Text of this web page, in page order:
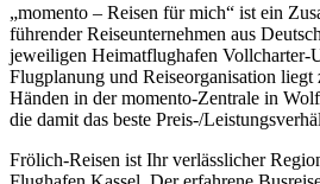
„momento – Reisen für mich“ ist ein
führender Reiseunternehmen aus
jeweiligen Heimatflughafen Vollcharter-
Flugplanung und Reiseorganisation liegt
Händen in der momento-Zentrale in
die damit das beste Preis-/
Frölich-Reisen ist Ihr verlässlicher